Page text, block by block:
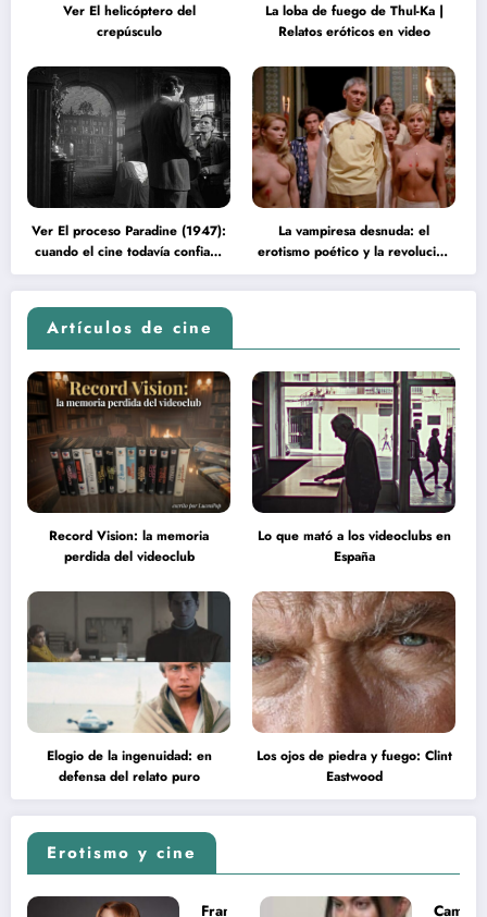
Ver El helicóptero del
crepúsculo
La loba de fuego de Thul-Ka |
Relatos eróticos en video
Ver El proceso Paradine (1947):
cuando el cine todavía confiaba
en la inteligencia del espectador
La vampiresa desnuda: el
erotismo poético y la revolución
psicodélica de Jean Rollin
Artículos de cine
Record Vision: la memoria
perdida del videoclub
Lo que mató a los videoclubs en
España
Elogio de la ingenuidad: en
defensa del relato puro
Los ojos de piedra y fuego: Clint
Eastwood
Erotismo y cine
Francesca
Camila